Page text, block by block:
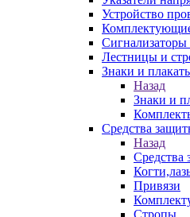
Устройство
Лестницы и
Знаки и
Назад
Знаки и
Средства
Назад
Средства
Привязи
Стропы